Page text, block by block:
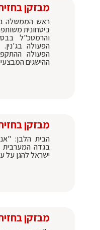
מבזקן
ראש הממשלה
ביטחונית
והרמטכ"ל
הפעולה
הפעולה
ההישגים
מבזקן
הבית הלבן:
בגדה המערבית
ישראל להגן על
מבזקן